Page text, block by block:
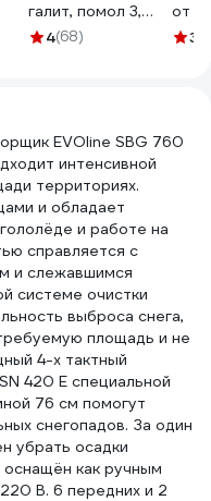
галит, помол 3,
первый сорт, 25 кг
4(68)
от
3.8
EVOline SBG 760
интенсивной
территориях.
и обладает
и работе на
справляется с
и слежавшимся
системе очистки
выброса снега,
площадь и не
4-х тактный
420 E специальной
76 см помогут
снегопадов. За один
убрать осадки
как ручным
В. 6 передних и 2